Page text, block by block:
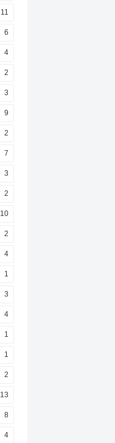
11
6
4
2
3
9
2
7
3
2
10
2
4
1
3
4
1
1
2
13
8
4